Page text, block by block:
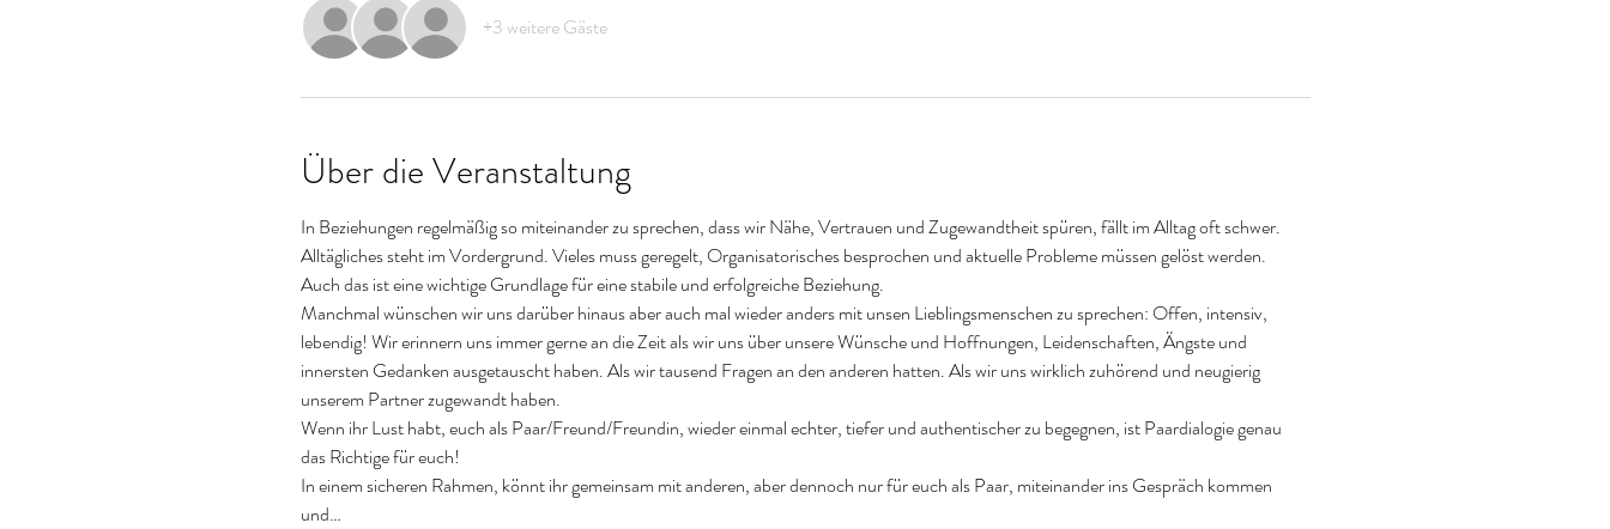
+3 weitere Gäste
Über die Veranstaltung
In Beziehungen regelmäßig so miteinander zu sprechen, dass wir Nähe, Vertrauen und Zugewandtheit spüren, fällt im Alltag oft schwer.
Alltägliches steht im Vordergrund. Vieles muss geregelt, Organisatorisches besprochen und aktuelle Probleme müssen gelöst werden.
Auch das ist eine wichtige Grundlage für eine stabile und erfolgreiche Beziehung.
Manchmal wünschen wir uns darüber hinaus aber auch mal wieder anders mit unsen Lieblingsmenschen zu sprechen: Offen, intensiv,
lebendig! Wir erinnern uns immer gerne an die Zeit als wir uns über unsere Wünsche und Hoffnungen, Leidenschaften, Ängste und
innersten Gedanken ausgetauscht haben. Als wir tausend Fragen an den anderen hatten. Als wir uns wirklich zuhörend und neugierig
unserem Partner zugewandt haben.
Wenn ihr Lust habt, euch als Paar/Freund/Freundin, wieder einmal echter, tiefer und authentischer zu begegnen, ist Paardialogie genau
das Richtige für euch!
In einem sicheren Rahmen, könnt ihr gemeinsam mit anderen, aber dennoch nur für euch als Paar, miteinander ins Gespräch kommen
und…